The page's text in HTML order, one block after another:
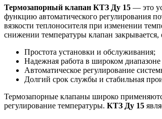
Термозапорный клапан КТЗ Ду 15 — это
функцию автоматического регулирования
вязкости теплоносителя при изменении
снижении температуры клапан
Простота установки и обслуживания;
Надежная работа в широком диапазоне
Автоматическое регулирование
Долгий срок службы и стабильная
Термозапорные клапаны широко
регулирование температуры. КТЗ Ду 15